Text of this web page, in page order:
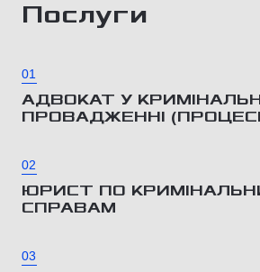
Послуги
01
АДВОКАТ У
ПРОВАДЖЕННІ
02
ЮРИСТ ПО
СПРАВАМ
03